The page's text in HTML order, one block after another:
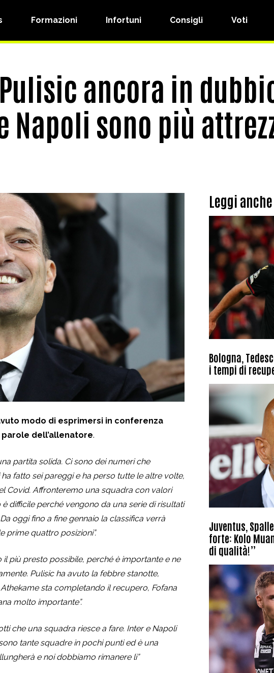
Formazioni Infortuni Consigli Voti
ancora in
Napoli sono più
modo di esprimersi in conferenza
dell’allenatore.
partita solida. Ci sono dei numeri che
fatto sei pareggi e ha perso tutte le altre volte,
Covid. Affronteremo una squadra con valori
difficile perché vengono da una serie di risultati
oggi fino a fine gennaio la classifica verrà
prime quattro posizioni”.
il più presto possibile, perché è importante e ne
Pulisic ha avuto la febbre stanotte,
sta completando il recupero, Fofana
molto importante”.
che una squadra riesce a fare. Inter e Napoli
tante squadre in pochi punti ed è una
e noi dobbiamo rimanere lì”
Leggi anche
Bologna,
i tempi di
Juventus,
forte: Kolo
di qualità!”